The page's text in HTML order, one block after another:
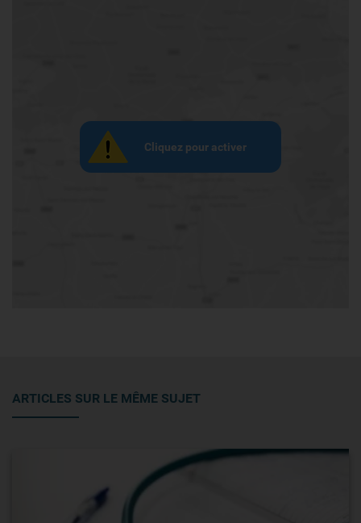
Cliquez pour activer
ARTICLES SUR LE MÊME SUJET